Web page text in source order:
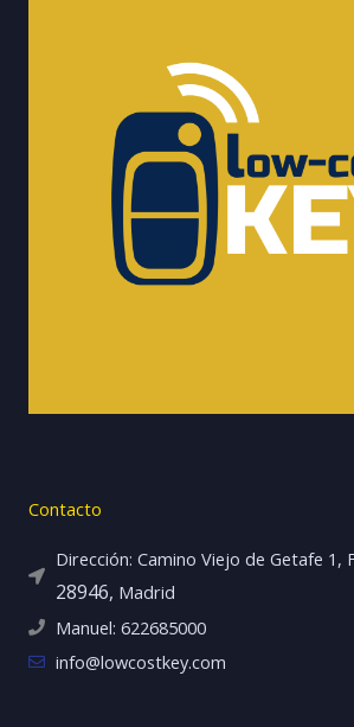
Contacto
Dirección: Camino Viejo de Getafe 1,
28946, Madrid
Manuel: 622685000
info@lowcostkey.com